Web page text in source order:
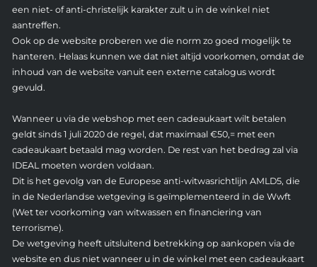
een niet- of anti-christelijk karakter zult u in de winkel niet
aantreffen.
Ook op de website proberen we die norm zo goed mogelijk te
hanteren. Helaas kunnen we dat niet altijd voorkomen, omdat de
inhoud van de website vanuit een externe catalogus wordt
gevuld.
Wanneer u via de webshop met een cadeaukaart wilt betalen
geldt sinds 1 juli 2020 de regel, dat maximaal €50,= met een
cadeaukaart betaald mag worden. De rest van het bedrag zal via
IDEAL moeten worden voldaan.
Dit is het gevolg van de Europese anti-witwasrichtlijn AMLD5, die
in de Nederlandse wetgeving is geïmplementeerd in de Wwft
(Wet ter voorkoming van witwassen en financiering van
terrorisme).
De wetgeving heeft uitsluitend betrekking op aankopen via de
website en dus niet wanneer u in de winkel met een cadeaukaart